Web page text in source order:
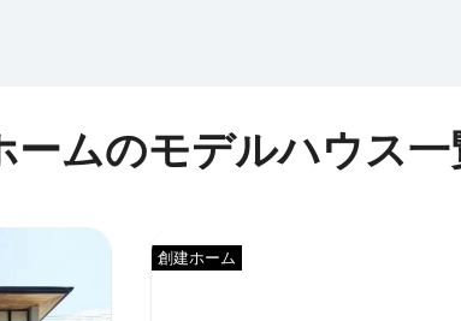
ームのモデルハウス一
創建ホーム